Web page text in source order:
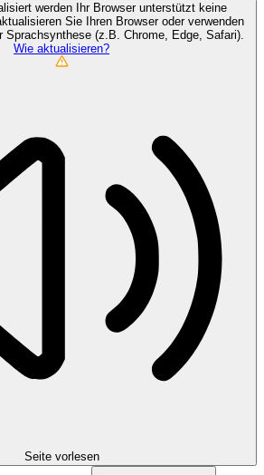
werden
Ihr Browser unterstützt keine
Sie Ihren Browser oder verwenden
Sprachsynthese (z.B. Chrome, Edge, Safari).
Wie aktualisieren?
Seite vorlesen